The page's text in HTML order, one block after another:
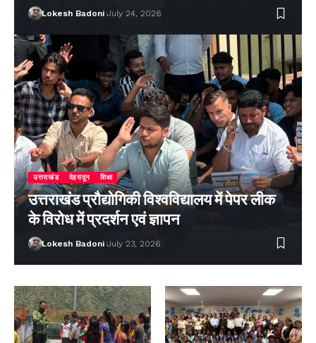
Lokesh Badoni July 24, 2026
उत्तराखंड देहरादून शिक्षा
उत्तराखंड प्रौद्योगिकी विश्वविद्यालय में पेपर लीक
के विरोध में प्रदर्शन एवं ज्ञापन
Lokesh Badoni July 23, 2026